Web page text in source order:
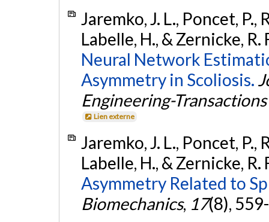
Jaremko, J. L., Poncet, P.,
Labelle, H., & Zernicke, R.
Neural Network
Asymmetry in Scoliosis.
Engineering-
Lien externe
Jaremko, J. L., Poncet, P.,
Labelle, H., & Zernicke, R.
Asymmetry Related to
Biomechanics, 17(8),